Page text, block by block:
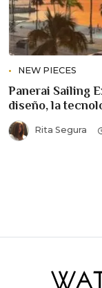
NEW PIECES
Panerai Sailing
diseño, la
Rita Segura